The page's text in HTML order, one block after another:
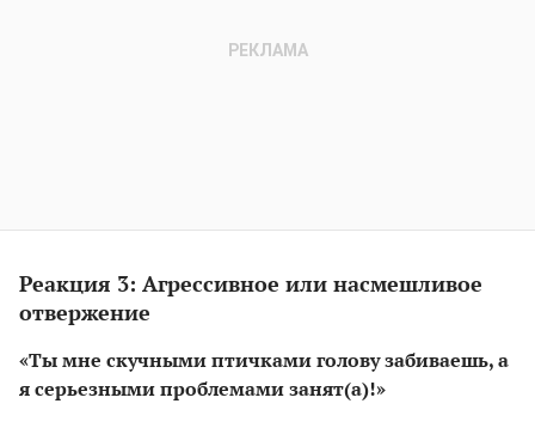
Реакция 3: Агрессивное или насмешливое
отвержение
«Ты мне скучными птичками голову забиваешь, а
я серьезными проблемами занят(а)!»